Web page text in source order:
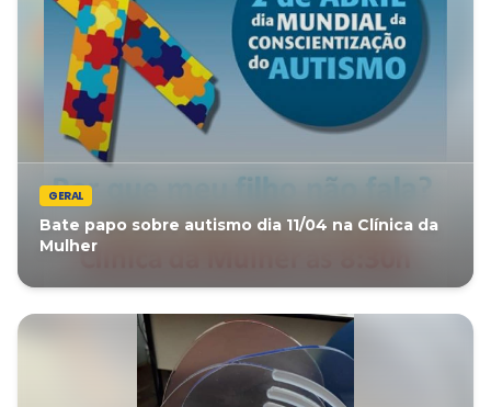
GERAL
Bate papo sobre autismo dia 11/04 na Clínica da
Mulher